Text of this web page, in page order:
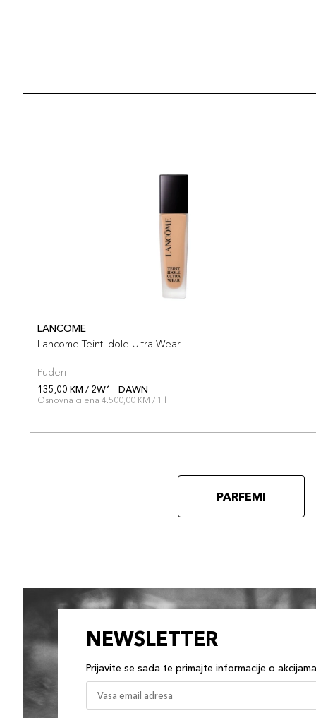
LANCOME
Lancome Teint Idole Ultra Wear
Puderi
135,00 KM / 2W1 - DAWN
Osnovna cijena 4.500,00 KM / 1 l
PARFEMI
NEWSLETTER
Prijavite se sada te primajte informacije o